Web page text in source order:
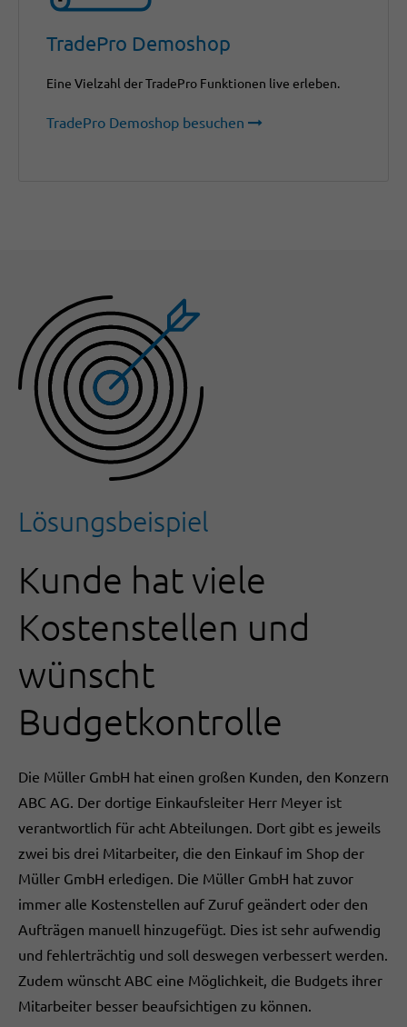
TradePro Demoshop
Eine Vielzahl der TradePro Funktionen live erleben.
TradePro Demoshop besuchen
Lösungsbeispiel
Kunde hat viele
Kostenstellen und
wünscht
Budgetkontrolle
Die Müller GmbH hat einen großen Kunden, den Konzern
ABC AG. Der dortige Einkaufsleiter Herr Meyer ist
verantwortlich für acht Abteilungen. Dort gibt es jeweils
zwei bis drei Mitarbeiter, die den Einkauf im Shop der
Müller GmbH erledigen. Die Müller GmbH hat zuvor
immer alle Kostenstellen auf Zuruf geändert oder den
Aufträgen manuell hinzugefügt. Dies ist sehr aufwendig
und fehlerträchtig und soll deswegen verbessert werden.
Zudem wünscht ABC eine Möglichkeit, die Budgets ihrer
Mitarbeiter besser beaufsichtigen zu können.